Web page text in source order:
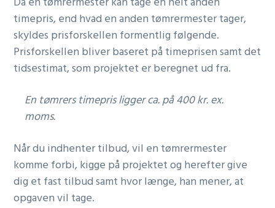
timepris, end hvad en anden tømrermester tager,
skyldes prisforskellen formentlig følgende.
Prisforskellen bliver baseret på timeprisen samt det
tidsestimat, som projektet er beregnet ud fra.
En tømrers timepris ligger ca. på 400 kr. ex.
moms.
Når du indhenter tilbud, vil en tømrermester
komme forbi, kigge på projektet og herefter give
dig et fast tilbud samt hvor længe, han mener, at
opgaven vil tage.